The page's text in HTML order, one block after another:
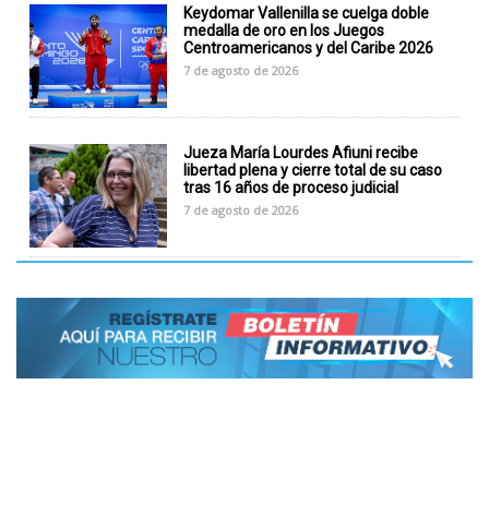
Keydomar Vallenilla se cuelga doble
medalla de oro en los Juegos
Centroamericanos y del Caribe 2026
7 de agosto de 2026
Jueza María Lourdes Afiuni recibe
libertad plena y cierre total de su caso
tras 16 años de proceso judicial
7 de agosto de 2026